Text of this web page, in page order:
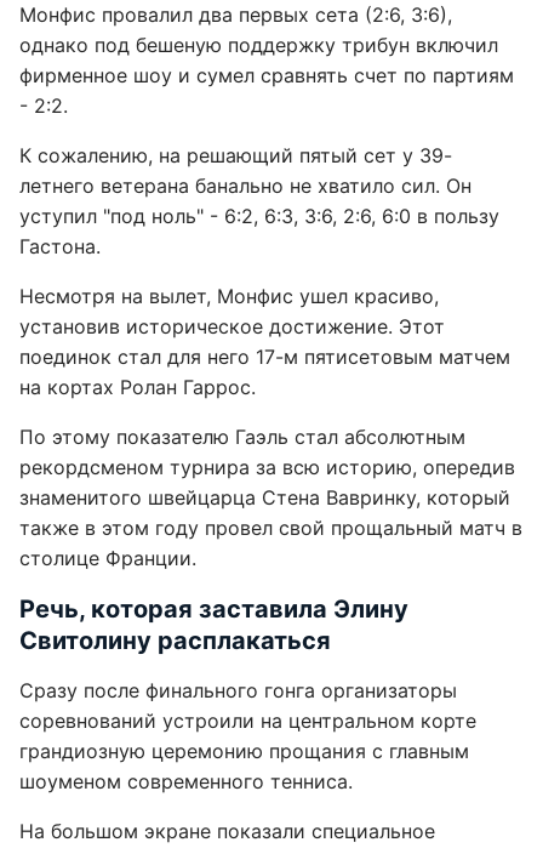
Монфис провалил два первых сета (2:6, 3:6),
однако под бешеную поддержку трибун включил
фирменное шоу и сумел сравнять счет по партиям
- 2:2.
К сожалению, на решающий пятый сет у 39-
летнего ветерана банально не хватило сил. Он
уступил "под ноль" - 6:2, 6:3, 3:6, 2:6, 6:0 в пользу
Гастона.
Несмотря на вылет, Монфис ушел красиво,
установив историческое достижение. Этот
поединок стал для него 17-м пятисетовым матчем
на кортах Ролан Гаррос.
По этому показателю Гаэль стал абсолютным
рекордсменом турнира за всю историю, опередив
знаменитого швейцарца Стена Вавринку, который
также в этом году провел свой прощальный матч в
столице Франции.
Речь, которая заставила Элину
Свитолину расплакаться
Сразу после финального гонга организаторы
соревнований устроили на центральном корте
грандиозную церемонию прощания с главным
шоуменом современного тенниса.
На большом экране показали специальное